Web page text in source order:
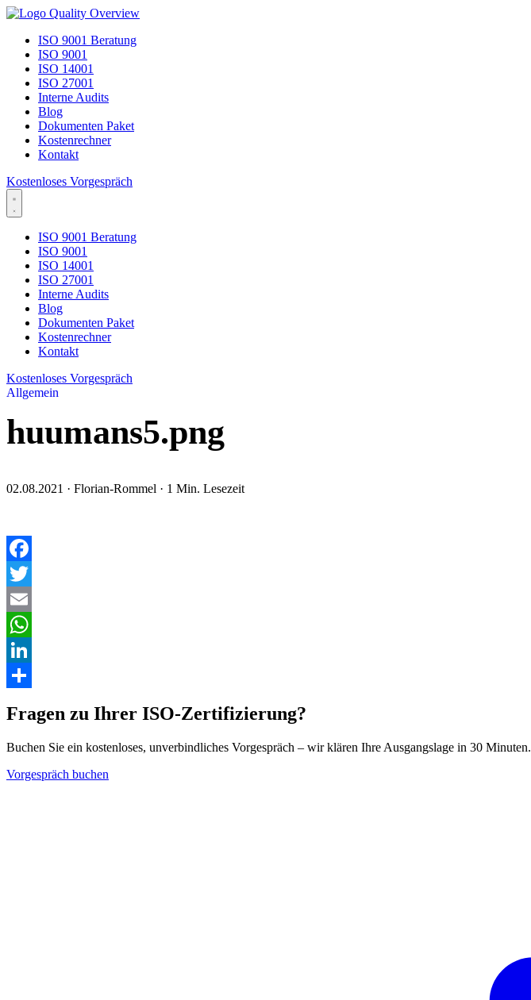
ISO 9001 Beratung
ISO 9001
ISO 14001
ISO 27001
Interne Audits
Blog
Dokumenten Paket
Kostenrechner
Kontakt
Kostenloses Vorgespräch
ISO 9001 Beratung
ISO 9001
ISO 14001
ISO 27001
Interne Audits
Blog
Dokumenten Paket
Kostenrechner
Kontakt
Kostenloses Vorgespräch
Allgemein
huumans5.png
02.08.2021 · Florian-Rommel · 1 Min. Lesezeit
Facebook
Twitter
Email
WhatsApp
LinkedIn
Fragen zu Ihrer ISO-Zertifizierung?
Buchen Sie ein kostenloses, unverbindliches Vorgespräch – wir klären Ihre Ausgangslage in 30 Minuten.
Vorgespräch buchen